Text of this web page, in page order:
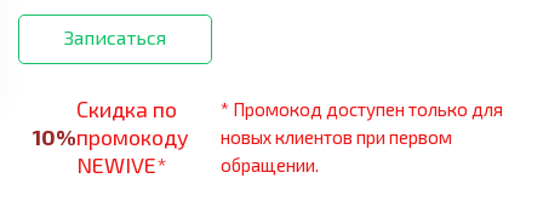
Записаться
10%
Скидка по
промокоду
NEWIVE*
* Промокод доступен только для
новых клиентов при первом
обращении.